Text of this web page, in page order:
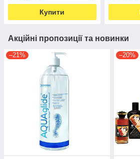
Купити
Акційні пропозиції та новинки
–21% –20%